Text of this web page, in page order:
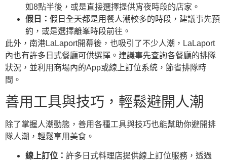
如8點半後，或是直接選擇提供宵夜時段的店家。
假日： 假日全天都是用餐人潮較多的時段，建議事先預
約，或是選擇離峯時段前往。
此外，南港LaLaport開幕後，也吸引了不少人潮，LaLaport
內也有許多日式餐廳可供選擇。建議事先查詢各餐廳的排隊
狀況，並利用商場內的App或線上訂位系統，節省排隊時
間。
善用工具與技巧，輕鬆避開人潮
除了掌握人潮動態，善用各種工具與技巧也能幫助你避開排
隊人潮，輕鬆享用美食。
線上訂位： 許多日式料理店提供線上訂位服務，透過